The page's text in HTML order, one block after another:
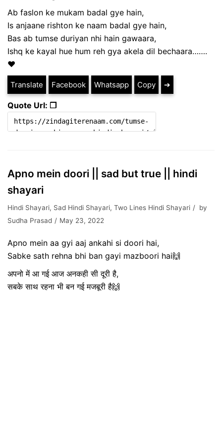
Ab faslon ke mukam badal gye hain,
Is anjaane rishton ke naam badal gye hain,
Bas ab tumse duriyan nhi hain gawaara,
Ishq ke kayal hue hum reh gya akela dil bechaara…….
❤️
Translate Facebook Whatsapp Copy ➔
Quote Url: ❐
Apno mein doori || sad but true || hindi
shayari
Hindi Shayari, Sad Hindi Shayari, Two Lines Hindi Shayari
by
Sudha Prasad
May 23, 2022
Apno mein aa gyi aaj ankahi si doori hai,
Sabke sath rehna bhi ban gayi mazboori hai🙌
अपनो में आ गई आज अनकही सी दूरी है,
सबके साथ रहना भी बन गई मजबूरी है🙌